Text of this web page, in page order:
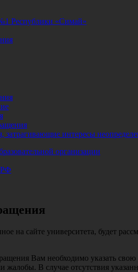
Республики «Симай»
затрагивающие интересы
на сайте университета, будет
Вам необходимо указать
жалобы. В случае отсутствия